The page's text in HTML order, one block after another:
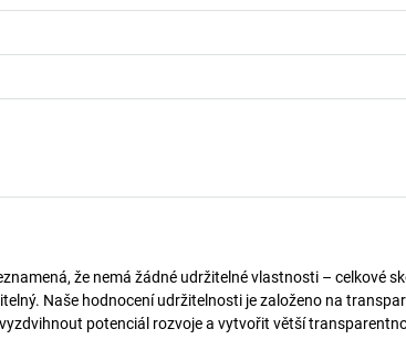
že nemá žádné udržitelné vlastnosti – celkové
Naše hodnocení udržitelnosti je založeno na
potenciál rozvoje a vytvořit větší